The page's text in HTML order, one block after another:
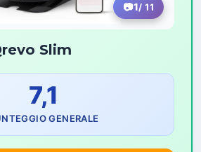
1/ 11
Slim
7,1
GENERALE